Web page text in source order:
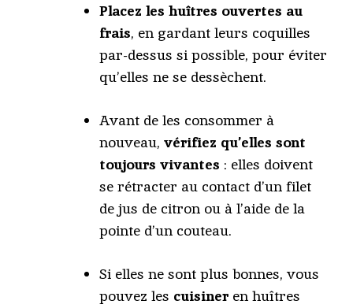
Placez les huîtres ouvertes au
frais, en gardant leurs coquilles
par-dessus si possible, pour éviter
qu’elles ne se dessèchent.
Avant de les consommer à
nouveau, vérifiez qu’elles sont
toujours vivantes : elles doivent
se rétracter au contact d’un filet
de jus de citron ou à l’aide de la
pointe d’un couteau.
Si elles ne sont plus bonnes, vous
pouvez les cuisiner en huîtres